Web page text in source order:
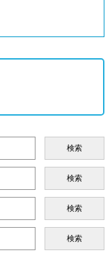
検索
検索
検索
検索